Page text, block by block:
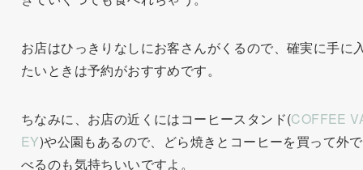
お店はひっきりなしにお客さんがくるので、確実に手に
たいときは予約がおすすめです。
ちなみに、お店の近くにはコーヒースタンド(COFFEE
EY)や公園もあるので、どら焼きとコーヒーを買って外
べるのも気持ちいいですよ。